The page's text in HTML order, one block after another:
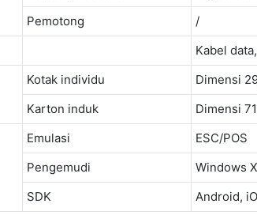
Pemotong
/
Kabel
Kotak individu Dimensi
Karton induk
Dimensi
Emulasi
ESC/POS
Pengemudi
Windows
SDK
Android,